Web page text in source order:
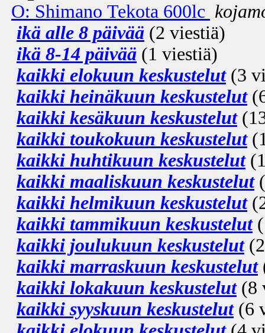
O: Shimano Tekota 600lc
ikä alle 8 päivää (2 viestiä)
ikä 8-14 päivää (1 viestiä)
kaikki elokuun keskustelut(3
kaikki heinäkuun keskustelut
kaikki kesäkuun keskustelut
kaikki toukokuun keskustelut
kaikki huhtikuun keskustelut
kaikki maaliskuun keskustelut
kaikki helmikuun keskustelut
kaikki tammikuun keskustelut
kaikki joulukuun keskustelut(2
kaikki marraskuun keskustelut
kaikki lokakuun keskustelut(8
kaikki syyskuun keskustelut(6